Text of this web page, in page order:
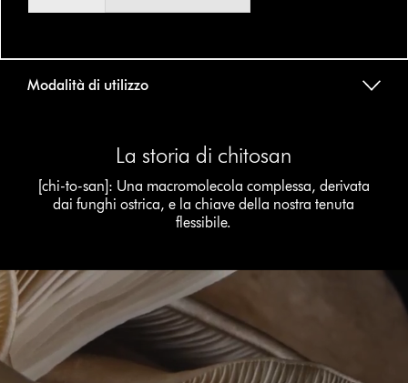
Modalità di utilizzo
La storia di chitosan
[chi-to-san]: Una macromolecola complessa, derivata
dai funghi ostrica, e la chiave della nostra tenuta
flessibile.
Apri
trascrizione